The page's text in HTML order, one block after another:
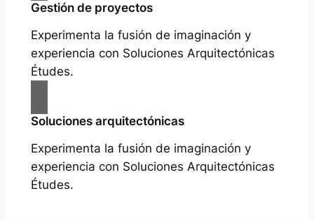
Gestión de proyectos
Experimenta la fusión de imaginación y
experiencia con Soluciones Arquitectónicas
Études.
Soluciones arquitectónicas
Experimenta la fusión de imaginación y
experiencia con Soluciones Arquitectónicas
Études.